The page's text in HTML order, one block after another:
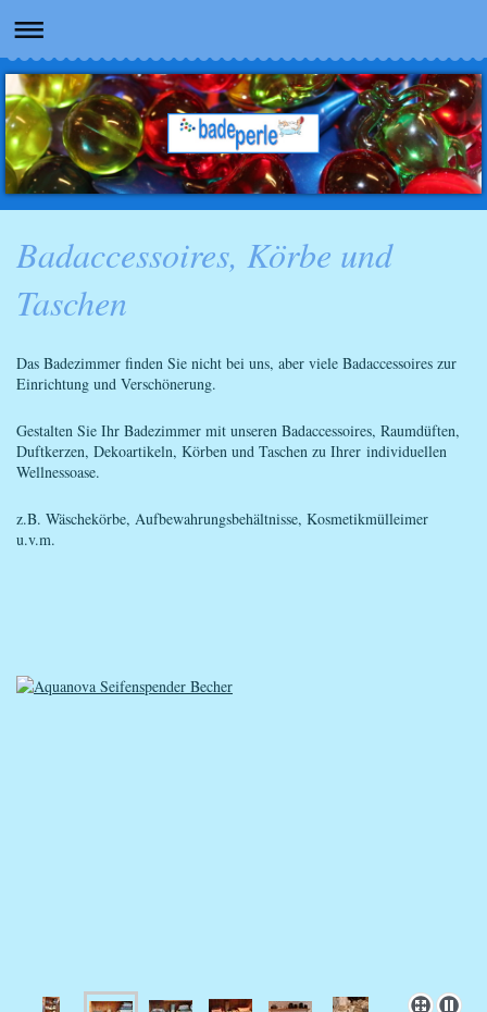
Badaccessoires, Körbe und
Taschen
Das Badezimmer finden Sie nicht bei uns, aber viele Badaccessoires zur
Einrichtung und Verschönerung.
Gestalten Sie Ihr Badezimmer mit unseren Badaccessoires, Raumdüften,
Duftkerzen, Dekoartikeln, Körben und Taschen zu Ihrer individuellen
Wellnessoase.
z.B. Wäschekörbe, Aufbewahrungsbehältnisse, Kosmetikmülleimer
u.v.m.